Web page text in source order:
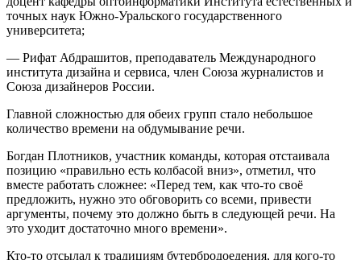
точных наук Южно-Уральского государственного
университета;
— Рифат Абдрашитов, преподаватель Международного
института дизайна и сервиса, член Союза журналистов и
Союза дизайнеров России.
Главной сложностью для обеих групп стало небольшое
количество времени на обдумывание речи.
Богдан Плотников, участник команды, которая отстаивала
позицию «правильно есть колбасой вниз», отметил, что
вместе работать сложнее: «Перед тем, как что-то своё
предложить, нужно это обговорить со всеми, привести
аргументы, почему это должно быть в следующей речи. На
это уходит достаточно много времени».
Кто-то отсылал к традициям бутербродоедения, для кого-то